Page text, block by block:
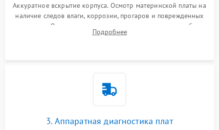
Аккуратное вскрытие корпуса. Осмотр материнской платы на
наличие следов влаги, коррозии, прогаров и поврежденных
элементов. Оценка состояния системы охлаждения, турбины
кулера и степени загрязнения радиатора пылью.
Подробнее
3. Аппаратная диагностика плат